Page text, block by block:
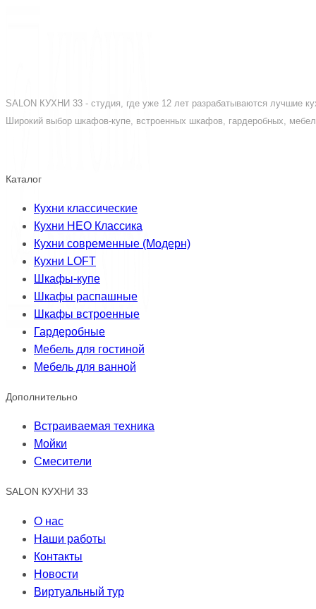
SALON КУХНИ 33 - студия, где уже 12 лет разрабатываются лучшие
Широкий выбор шкафов-купе, встроенных шкафов, гардеробных,
Каталог
Кухни классические
Кухни НЕО Классика
Кухни современные (Модерн)
Кухни LOFT
Шкафы-купе
Шкафы распашные
Шкафы встроенные
Гардеробные
Мебель для гостиной
Мебель для ванной
Дополнительно
Встраиваемая техника
Мойки
Смесители
SALON КУХНИ 33
О нас
Наши работы
Контакты
Новости
Виртуальный тур